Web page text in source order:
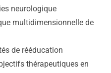
neurologique
multidimensionnelle de
de rééducation
thérapeutiques en